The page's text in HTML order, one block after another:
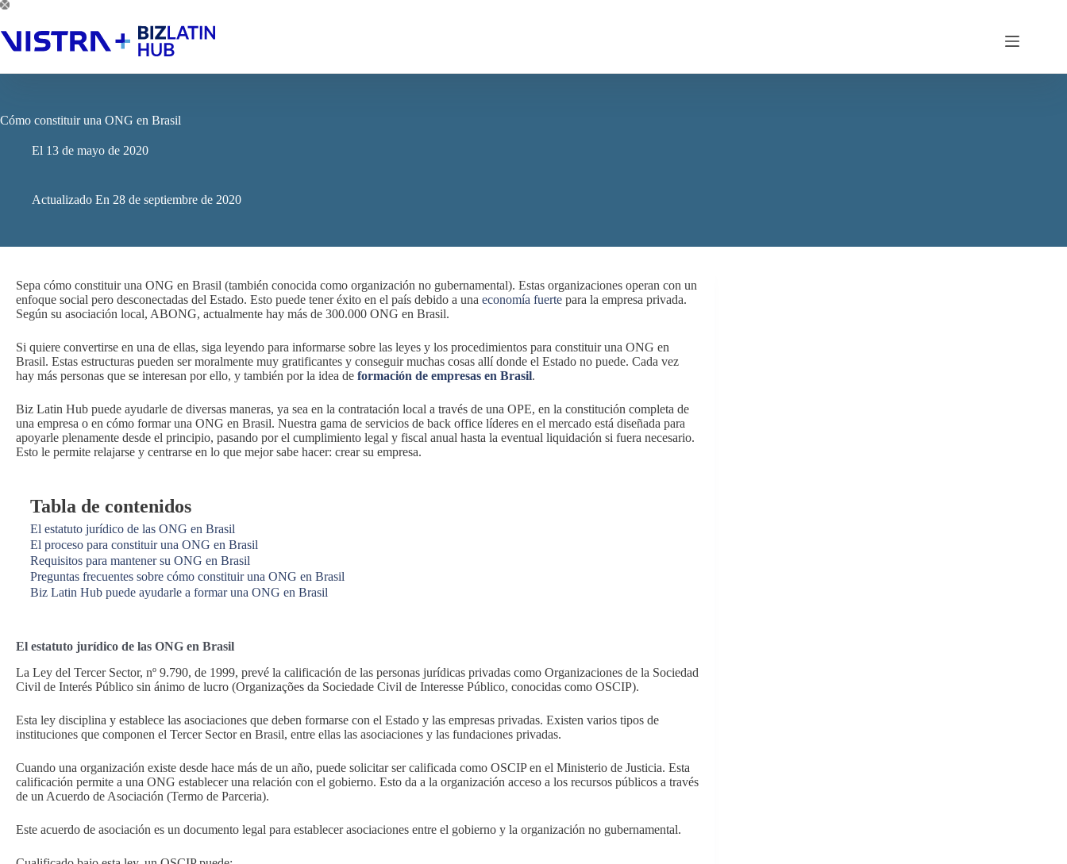
Saltar
contenido
Cómo constituir una ONG en Brasil
El 13 de mayo de 2020
Actualizado En 28 de septiembre de 2020
Sepa cómo constituir una ONG en Brasil (también conocida como organización no gubernamental). Estas organizaciones operan con un
enfoque social pero desconectadas del Estado. Esto puede tener éxito en el país debido a una economía fuerte para la empresa privada.
Según su asociación local, ABONG, actualmente hay más de 300.000 ONG en Brasil.
Si quiere convertirse en una de ellas, siga leyendo para informarse sobre las leyes y los procedimientos para constituir una ONG en
Brasil. Estas estructuras pueden ser moralmente muy gratificantes y conseguir muchas cosas allí donde el Estado no puede. Cada vez
hay más personas que se interesan por ello, y también por la idea de formación de empresas en Brasil.
Biz Latin Hub puede ayudarle de diversas maneras, ya sea en la contratación local a través de una OPE, en la constitución completa de
una empresa o en cómo formar una ONG en Brasil. Nuestra gama de servicios de back office líderes en el mercado está diseñada para
apoyarle plenamente desde el principio, pasando por el cumplimiento legal y fiscal anual hasta la eventual liquidación si fuera necesario.
Esto le permite relajarse y centrarse en lo que mejor sabe hacer: crear su empresa.
Tabla de contenidos
El estatuto jurídico de las ONG en Brasil
El proceso para constituir una ONG en Brasil
Requisitos para mantener su ONG en Brasil
Preguntas frecuentes sobre cómo constituir una ONG en Brasil
Biz Latin Hub puede ayudarle a formar una ONG en Brasil
El estatuto jurídico de las ONG en Brasil
La Ley del Tercer Sector, nº 9.790, de 1999, prevé la calificación de las personas jurídicas privadas como Organizaciones de la Sociedad
Civil de Interés Público sin ánimo de lucro (Organizações da Sociedade Civil de Interesse Público, conocidas como OSCIP).
Esta ley disciplina y establece las asociaciones que deben formarse con el Estado y las empresas privadas. Existen varios tipos de
instituciones que componen el Tercer Sector en Brasil, entre ellas las asociaciones y las fundaciones privadas.
Cuando una organización existe desde hace más de un año, puede solicitar ser calificada como OSCIP en el Ministerio de Justicia. Esta
calificación permite a una ONG establecer una relación con el gobierno. Esto da a la organización acceso a los recursos públicos a través
de un Acuerdo de Asociación (Termo de Parceria).
Este acuerdo de asociación es un documento legal para establecer asociaciones entre el gobierno y la organización no gubernamental.